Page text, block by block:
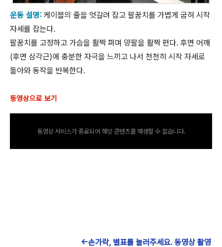
운동 설명: 케이블의 줄을 엇갈려 잡고 팔꿈치를 가볍게 굽혀 시작
자세를 잡는다.
팔꿈치를 고정하고 가슴을 활짝 펴며 양팔을 활짝 편다. 후면 어깨
(후면 삼각근)에 충분한 자극을 느끼고 나서 천천히 시작 자세로
돌아와 동작을 반복한다.
동영상으로 보기
동영상 서비스가 종료되어 해당 콘텐츠를 재생할 수 없습니다.
←손가락, 별표를 눌러주세요. 동영상 촬영